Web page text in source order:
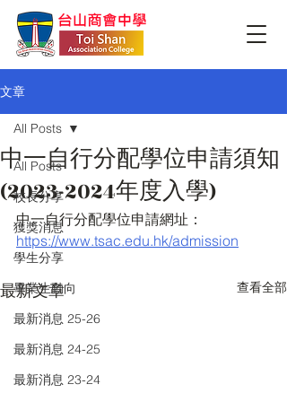
文章
All Posts
校長分享
獲獎消息
學生分享
畢業生動向
最新消息 25-26
最新消息 24-25
最新消息 23-24
All Posts
中一自行分配學位申請須知
(2023-2024年度入學)
中一自行分配學位申請網址：
https://www.tsac.edu.hk/admission
最新文章 查看全部